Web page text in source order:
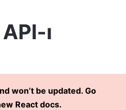
ı
won’t be updated. Go
React docs.
Yarat